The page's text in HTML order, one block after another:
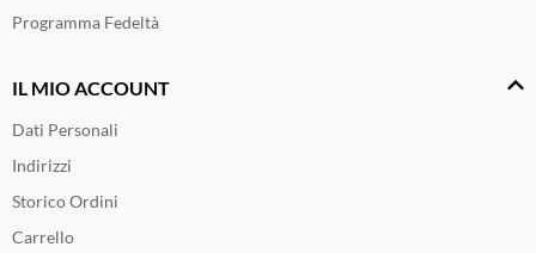
Programma Fedeltà
IL MIO ACCOUNT
Dati Personali
Indirizzi
Storico Ordini
Carrello